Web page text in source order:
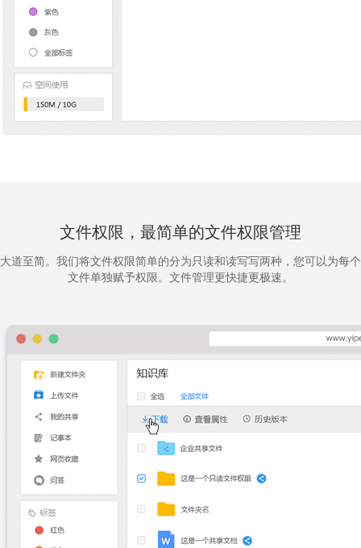
文件权限，最简单的文件权限管理
大道至简。我们将文件权限简单的分为只读和读写写两种，您可以为每个
文件单独赋予权限。文件管理更快捷更极速。